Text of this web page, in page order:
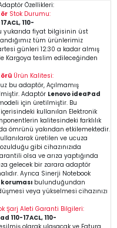
Özellikleri:
Stok Durumu:
110-
fiyat bilgisinin üst
tüm ürünlerimiz
günleri 12:30 a kadar almış
Kargoya teslim edileceğinden
Ürün Kalitesi:
bu adaptör, Açılmamış
Adaptör Lenovo ideaPad
için üretilmiştir. Bu
kullanılan Elektronik
kalitesindeki farklılık
ömrünü yakından etkilemektedir.
üretilen ve ucuza
gibi cihazınızıda
olsa ve arıza yaptığında
gelecek bir zarara adaptör
Ayrıca Sinerji Notebook
bulunduğundan
veya yükselmesi cihazınızı
Şarj Aleti Garanti Bilgileri:
110-17ACL, 110-